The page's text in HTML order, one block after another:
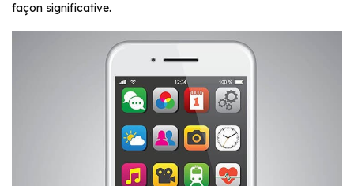
façon significative.